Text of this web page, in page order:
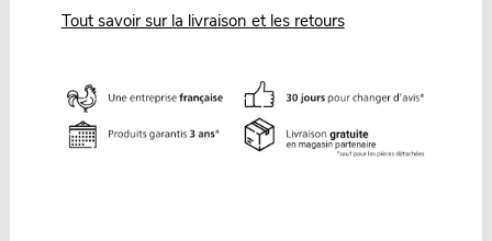
Tout savoir sur la livraison et les retours